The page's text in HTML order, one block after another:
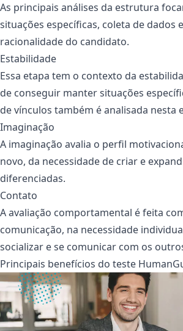
As principais análises da estrutura
situações específicas, coleta de dados
racionalidade do candidato.
Estabilidade
Essa etapa tem o contexto da
de conseguir manter situações
de vínculos também é analisada nesta
Imaginação
A imaginação avalia o perfil
novo, da necessidade de criar e
diferenciadas.
Contato
A avaliação comportamental é feita
comunicação, na necessidade
socializar e se comunicar com os
Principais benefícios do teste